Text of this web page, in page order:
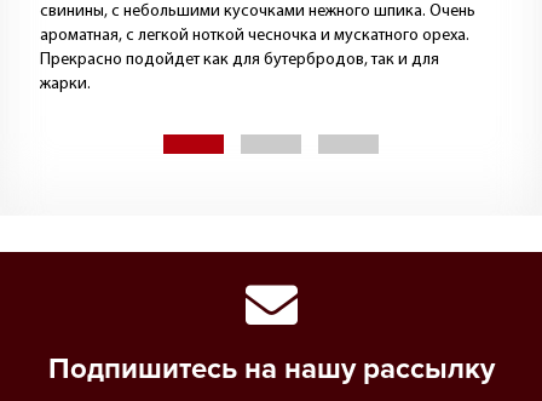
свинины, с небольшими кусочками нежного шпика. Очень
ароматная, с легкой ноткой чесночка и мускатного ореха.
Прекрасно подойдет как для бутербродов, так и для
жарки.
Подпишитесь на нашу рассылку